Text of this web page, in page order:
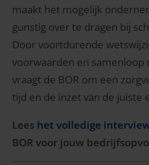
maakt het mogelijk
gunstig over te dragen bij
Door voortdurende
voorwaarden en
vraagt de BOR om een
tijd en de inzet van de juiste
Lees het volledige
BOR voor jouw